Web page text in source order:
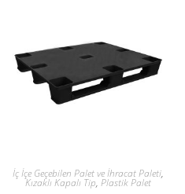
İç İçe Geçebilen Palet ve İhracat Paleti,
Kızaklı Kapalı Tip, Plastik Palet